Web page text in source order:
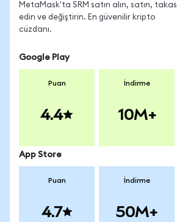
MetaMask'ta SRM satın alın, satın, takas
edin ve değiştirin. En güvenilir kripto
cüzdanı.
Google Play
Puan
4.4
İndirme
10M+
App Store
Puan
4.7
İndirme
50M+